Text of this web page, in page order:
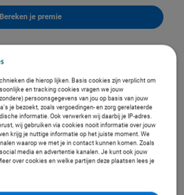
Bereken je premie
die hierop lijken. Basis cookies zijn verplicht om
en tracking cookies vragen we jouw
persoonsgegevens van jou op basis van jouw
je bezoekt, zoals vergoedingen- en zorg gerelateerde
informatie. Ook verwerken wij daarbij je IP-adres.
wij gebruiken via cookies nooit informatie over jouw
krijg je nuttige informatie op het juiste moment. We
waarop we met je in contact kunnen komen. Zoals
media en advertentie kanalen. Je kunt ook jouw
over cookies en welke partijen deze plaatsen lees je